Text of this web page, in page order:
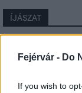
Fejérvár - Do
If you wish to
ÍJÁSZAT